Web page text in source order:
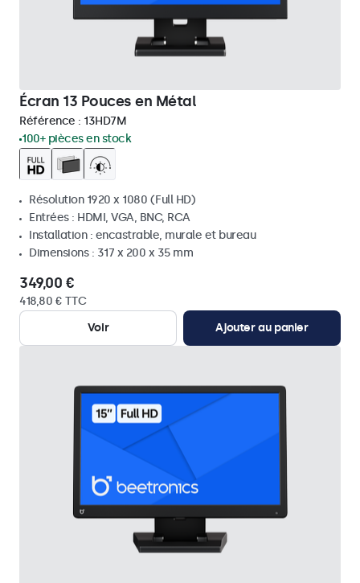
Écran 13 Pouces en Métal
Référence : 13HD7M
100+ pièces en stock
Résolution 1920 x 1080 (Full HD)
Entrées : HDMI, VGA, BNC, RCA
Installation : encastrable, murale et bureau
Dimensions : 317 x 200 x 35 mm
349,00 €
418,80 € TTC
Voir
Ajouter au panier